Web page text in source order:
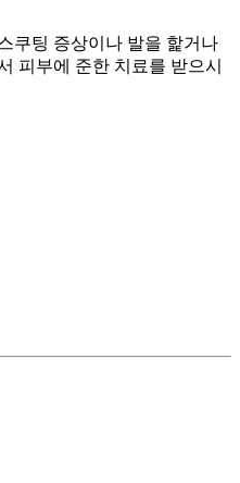
쿠팅 증상이나 발을 핥거나
피부에 준한 치료를 받으시